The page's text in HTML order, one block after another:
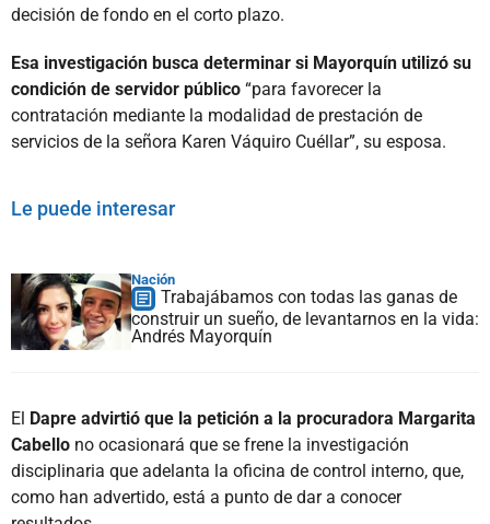
decisión de fondo en el corto plazo.
Esa investigación busca determinar si Mayorquín utilizó su
condición de servidor público “para favorecer la
contratación mediante la modalidad de prestación de
servicios de la señora Karen Váquiro Cuéllar”, su esposa.
Le puede interesar
Nación
Trabajábamos con todas las ganas de
construir un sueño, de levantarnos en la vida:
Andrés Mayorquín
El Dapre advirtió que la petición a la procuradora Margarita
Cabello no ocasionará que se frene la investigación
disciplinaria que adelanta la oficina de control interno, que,
como han advertido, está a punto de dar a conocer